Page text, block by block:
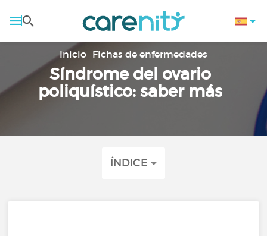
Inicio Fichas de enfermedades
Síndrome del ovario
poliquístico: saber más
ÍNDICE